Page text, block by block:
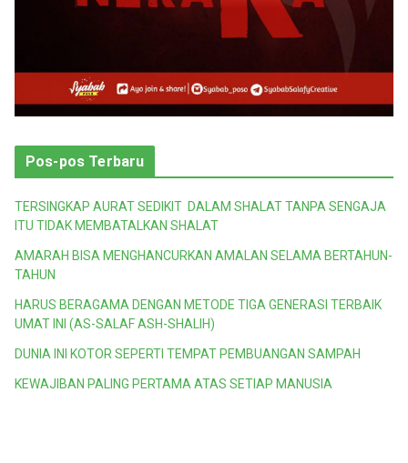
Pos-pos Terbaru
TERSINGKAP AURAT SEDIKIT DALAM SHALAT TANPA SENGAJA
ITU TIDAK MEMBATALKAN SHALAT
AMARAH BISA MENGHANCURKAN AMALAN SELAMA BERTAHUN-
TAHUN
HARUS BERAGAMA DENGAN METODE TIGA GENERASI TERBAIK
UMAT INI (AS-SALAF ASH-SHALIH)
DUNIA INI KOTOR SEPERTI TEMPAT PEMBUANGAN SAMPAH
KEWAJIBAN PALING PERTAMA ATAS SETIAP MANUSIA